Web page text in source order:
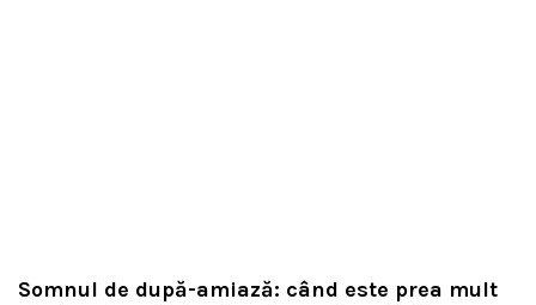
Somnul de după-amiază: când este prea mult